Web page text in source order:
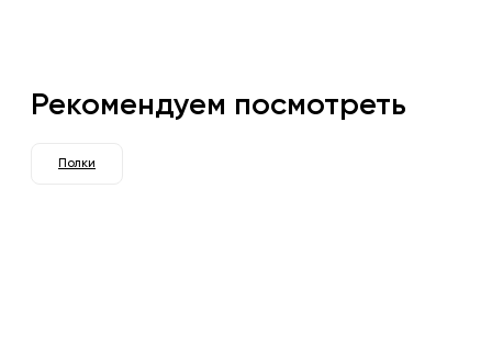
Рекомендуем посмотреть
Полки